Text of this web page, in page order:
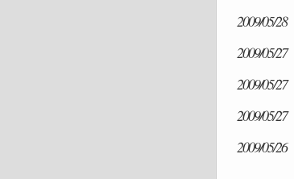
2009/05/28
2009/05/27
2009/05/27
2009/05/27
2009/05/26